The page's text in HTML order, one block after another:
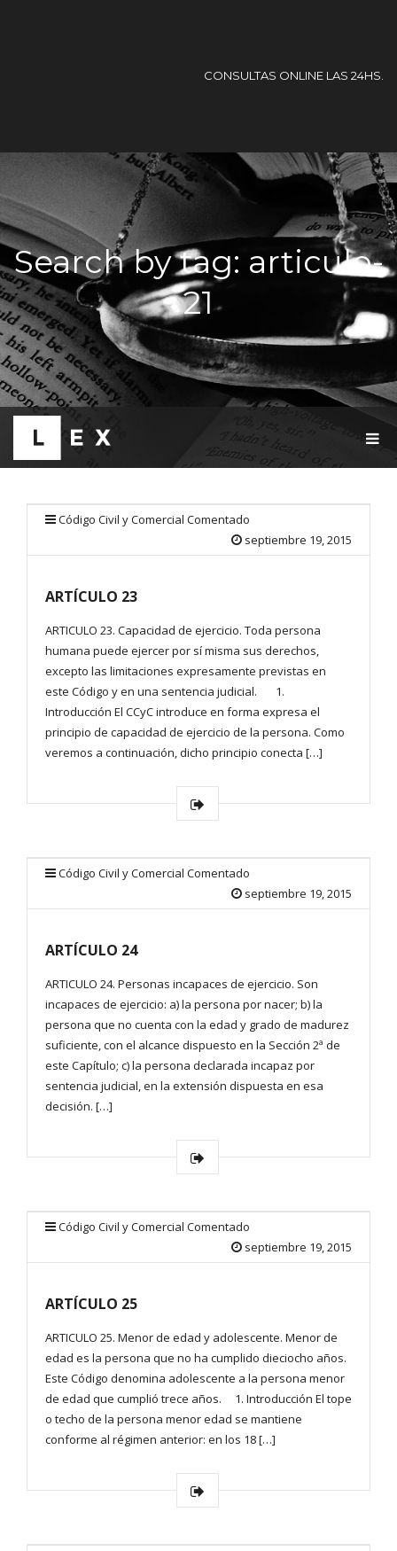
CONSULTAS ONLINE LAS 24HS.
Search by tag: articulo-
21
G
Código Civil y Comercial Comentado
septiembre 19, 2015
ARTÍCULO 23
ARTICULO 23. Capacidad de ejercicio. Toda persona
humana puede ejercer por sí misma sus derechos,
excepto las limitaciones expresamente previstas en
este Código y en una sentencia judicial. 1.
Introducción El CCyC introduce en forma expresa el
principio de capacidad de ejercicio de la persona. Como
veremos a continuación, dicho principio conecta […]
Código Civil y Comercial Comentado
septiembre 19, 2015
ARTÍCULO 24
ARTICULO 24. Personas incapaces de ejercicio. Son
incapaces de ejercicio: a) la persona por nacer; b) la
persona que no cuenta con la edad y grado de madurez
suficiente, con el alcance dispuesto en la Sección 2ª de
este Capítulo; c) la persona declarada incapaz por
sentencia judicial, en la extensión dispuesta en esa
decisión. […]
Código Civil y Comercial Comentado
septiembre 19, 2015
ARTÍCULO 25
ARTICULO 25. Menor de edad y adolescente. Menor de
edad es la persona que no ha cumplido dieciocho años.
Este Código denomina adolescente a la persona menor
de edad que cumplió trece años. 1. Introducción El tope
o techo de la persona menor edad se mantiene
conforme al régimen anterior: en los 18 […]